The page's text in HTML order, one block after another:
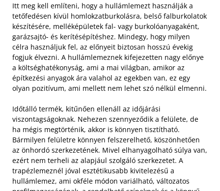
Itt meg kell említeni, hogy a hullámlemezt használják a
tetőfedésen kívül homlokzatburkolásra, belső falburkolatok
készítésére, melléképületek fal- vagy burkolóanyagaként,
garázsajtó- és kerítésépítéshez. Mindegy, hogy milyen
célra használjuk fel, az előnyeit biztosan hosszú évekig
fogjuk élvezni. A hullámlemeznek kifejezetten nagy előnye
a költséghatékonyság, ami a mai világban, amikor az
építkezési anyagok ára valahol az egekben van, ez egy
olyan pozitívum, ami mellett nem lehet szó nélkül elmenni.
Időtálló termék, kitűnően ellenáll az időjárási
viszontagságoknak. Nehezen szennyeződik a felülete, de
ha mégis megtörténik, akkor is könnyen tisztítható.
Bármilyen felületre könnyen felszerelhető, köszönhetően
az önhordó szerkezetének. Mivel elhanyagolható súlya van,
ezért nem terheli az alapjául szolgáló szerkezetet. A
trapézlemeznél jóval esztétikusabb kivitelezésű a
hullámlemez, ami okféle módon variálható, változatos